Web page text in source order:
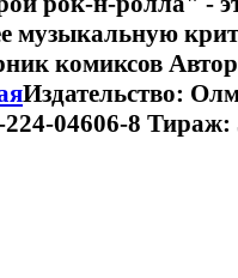
музыкальную
комиксов
Издательство:
224-04606-8